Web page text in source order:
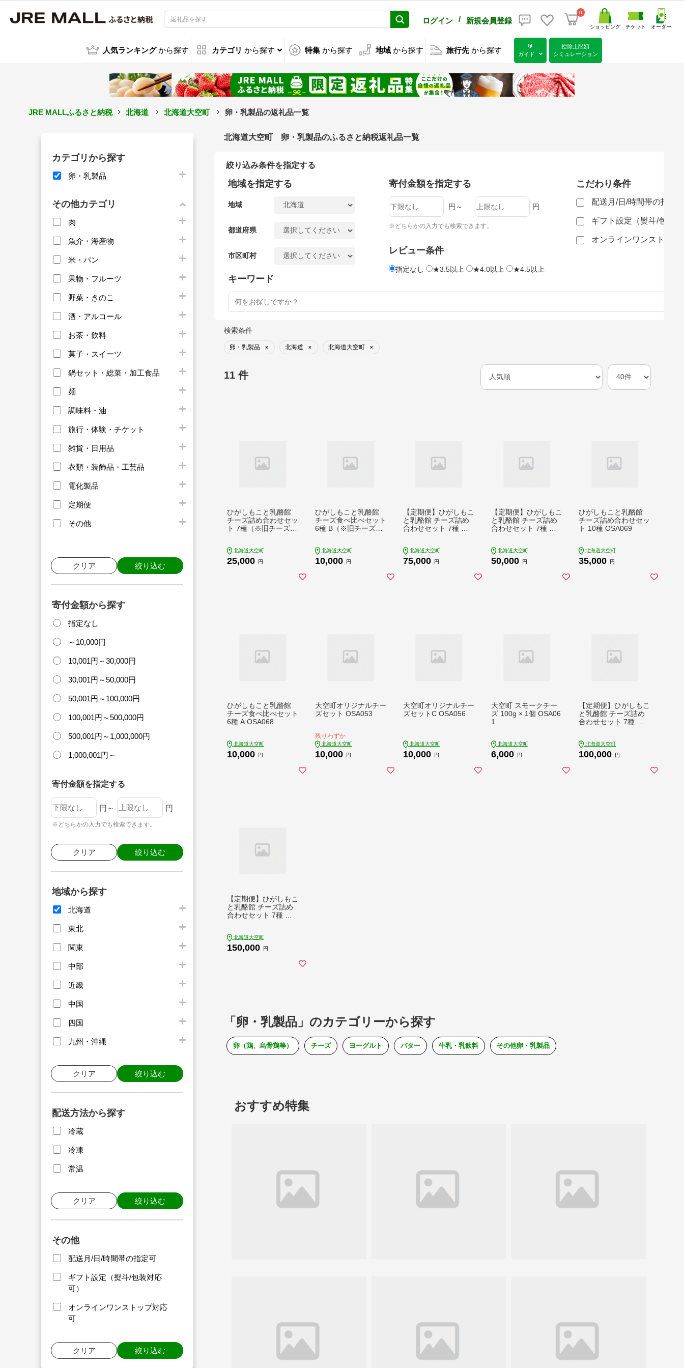
ログイン / 新規会員登録
0
ショッピング チケット オーダー
人気ランキング から探す カテゴリ から探す 特集 から探す 地域 から探す 旅行先 から探す
🔰
ガイド
控除上限額
シミュレーション
JRE MALLふるさと納税 北海道 北海道大空町 卵・乳製品の返礼品一覧
カテゴリから探す
卵・乳製品
その他カテゴリ
肉
魚介・海産物
米・パン
果物・フルーツ
野菜・きのこ
酒・アルコール
お茶・飲料
菓子・スイーツ
鍋セット・総菜・加工食品
麺
調味料・油
旅行・体験・チケット
雑貨・日用品
衣類・装飾品・工芸品
電化製品
定期便
その他
クリア 絞り込む
寄付金額から探す
指定なし
～10,000円
10,001円～30,000円
30,001円～50,000円
50,001円～100,000円
100,001円～500,000円
500,001円～1,000,000円
1,000,001円～
寄付金額を指定する
円～ 円
※どちらかの入力でも検索できます。
クリア 絞り込む
地域から探す
北海道
東北
関東
中部
近畿
中国
四国
九州・沖縄
クリア 絞り込む
配送方法から探す
冷蔵
冷凍
常温
クリア 絞り込む
その他
配送月/日/時間帯の指定可
ギフト設定（熨斗/包装対応
可）
オンラインワンストップ対応
可
クリア 絞り込む
北海道大空町 卵・乳製品のふるさと納税返礼品一覧
絞り込み条件を指定する
地域を指定する
地域
都道府県
市区町村
寄付金額を指定する
円～ 円
※どちらかの入力でも検索できます。
レビュー条件
指定なし ★3.5以上 ★4.0以上 ★4.5以上
こだわり条件
配送月/日/時間帯の指定
ギフト設定（熨斗/包装
オンラインワンストップ
キーワード
検索条件
卵・乳製品 × 北海道 × 北海道大空町 ×
11 件
ひがしもこと乳酪館
チーズ詰め合わせセッ
ト 7種（※旧チーズオ
北海道大空町
25,000 円
ひがしもこと乳酪館
チーズ食べ比べセット
6種 B（※旧チーズオ
北海道大空町
10,000 円
【定期便】ひがしもこ
と乳酪館 チーズ詰め
合わせセット 7種 全3
北海道大空町
75,000 円
【定期便】ひがしもこ
と乳酪館 チーズ詰め
合わせセット 7種 全2
北海道大空町
50,000 円
ひがしもこと乳酪館
チーズ詰め合わせセッ
ト 10種 OSA069
北海道大空町
35,000 円
ひがしもこと乳酪館
チーズ食べ比べセット
6種 A OSA068
北海道大空町
10,000 円
大空町オリジナルチー
ズセット OSA053
残りわずか
北海道大空町
10,000 円
大空町オリジナルチー
ズセットC OSA056
北海道大空町
10,000 円
大空町 スモークチー
ズ 100g × 1個 OSA06
1
北海道大空町
6,000 円
【定期便】ひがしもこ
と乳酪館 チーズ詰め
合わせセット 7種 全4
北海道大空町
100,000 円
【定期便】ひがしもこ
と乳酪館 チーズ詰め
合わせセット 7種 全6
北海道大空町
150,000 円
「卵・乳製品」のカテゴリーから探す
卵（鶏、烏骨鶏等） チーズ ヨーグルト バター 牛乳・乳飲料 その他卵・乳製品
おすすめ特集